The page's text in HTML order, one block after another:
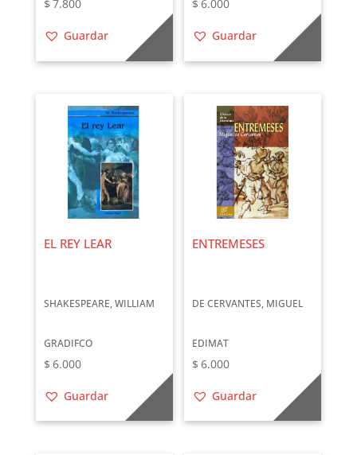
$ 7.800
Guardar
$ 6.000
Guardar
EL REY LEAR
SHAKESPEARE, WILLIAM
GRADIFCO
$ 6.000
Guardar
ENTREMESES
DE CERVANTES, MIGUEL
EDIMAT
$ 6.000
Guardar